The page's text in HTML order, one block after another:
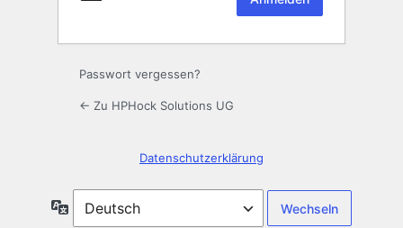
Passwort vergessen?
← Zu HPHock Solutions UG
Datenschutzerklärung
Sprache